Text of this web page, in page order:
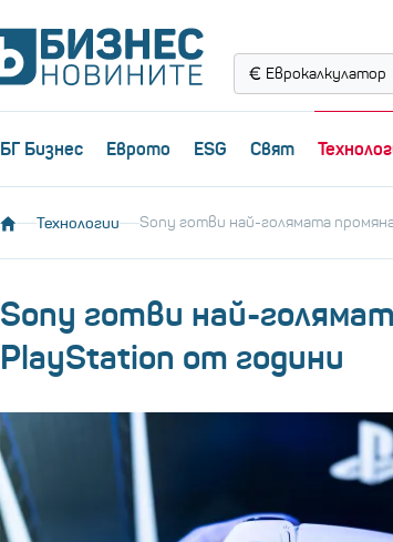
Еврокалкулатор
БГ Бизнес Еврото ESG Свят
Технологии Sony готви най-голямата
Sony готви най-
PlayStation от години